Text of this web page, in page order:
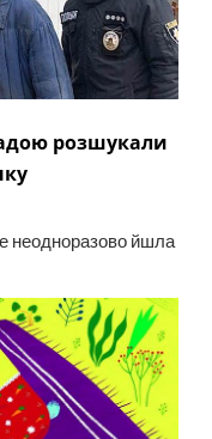
розшукали
неодноразово йшла